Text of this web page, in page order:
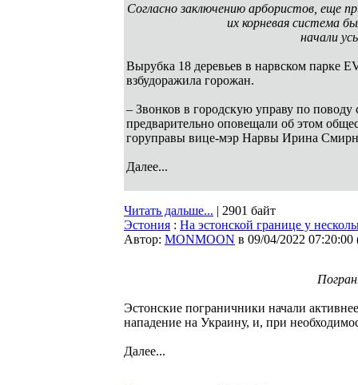
Согласно заключению арбористов, еще
их корневая система
начали
Вырубка 18 деревьев в нарвском парке
взбудоражила горожан.
– Звонков в городскую управу по
предварительно оповещали об этом
горуправы вице-мэр Нарвы Ирина
Далее...
Читать дальше... | 2901 байт
Эстония : На эстонской границе у
Автор: MONMOON в 09/04/2022 07:20:00
Эстонские пограничники начали
нападение на Украину, и, при
Далее...